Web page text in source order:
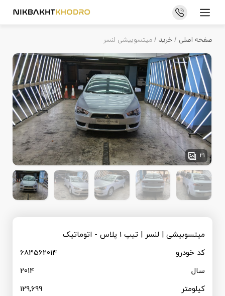
فروش خودرو
خرید خودرو
درباره ما
تماس با ما
سوالات متداول
مجله خودرو
اخبار و رویدادها
خرید و فروش خودرو
قیمت روز خودرو
ثبت نام همکاران تجاری
صفحه اصلی /خرید / میتسوبیشی لنسر
21
میتسوبیشی | لنسر | تیپ 1 پلاس - اتوماتیک
کد خودرو
683562014
سال
2014
کیلومتر
129,699